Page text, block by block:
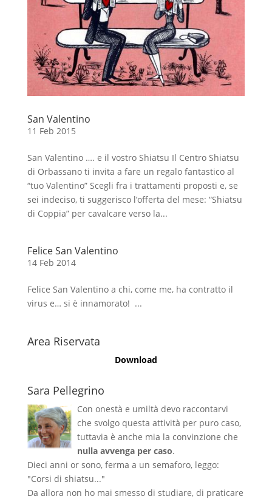
San Valentino
11 Feb 2015
San Valentino …. e il vostro Shiatsu Il Centro Shiatsu
di Orbassano ti invita a fare un regalo fantastico al
“tuo Valentino” Scegli fra i trattamenti proposti e, se
sei indeciso, ti suggerisco l’offerta del mese: “Shiatsu
di Coppia” per cavalcare verso la...
Felice San Valentino
14 Feb 2014
Felice San Valentino a chi, come me, ha contratto il
virus e… si è innamorato! ...
Area Riservata
Download
Sara Pellegrino
Con onestà e umiltà devo raccontarvi
che svolgo questa attività per puro caso,
tuttavia è anche mia la convinzione che
nulla avvenga per caso.
Dieci anni or sono, ferma a un semaforo, leggo:
"Corsi di shiatsu..."
Da allora non ho mai smesso di studiare, di praticare